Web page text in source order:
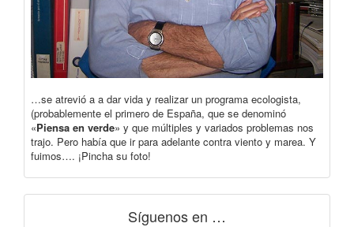
…se atrevió a a dar vida y realizar un programa ecologista,
(probablemente el primero de España, que se denominó
«Piensa en verde» y que múltiples y variados problemas nos
trajo. Pero había que ir para adelante contra viento y marea. Y
fuimos…. ¡Pincha su foto!
Síguenos en …